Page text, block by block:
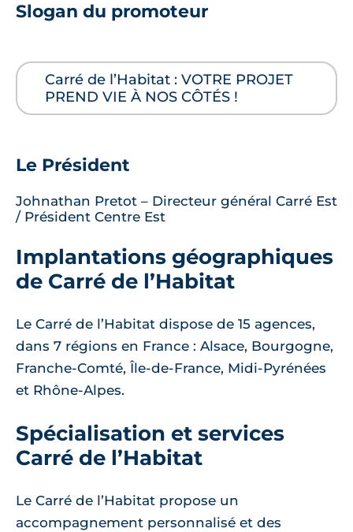
Slogan du promoteur
Carré de l’Habitat : VOTRE PROJET
PREND VIE À NOS CÔTÉS !
Le Président
Johnathan Pretot – Directeur général Carré Est
/ Président Centre Est
Implantations géographiques
de Carré de l’Habitat
Le Carré de l’Habitat dispose de 15 agences,
dans 7 régions en France : Alsace, Bourgogne,
Franche-Comté, Île-de-France, Midi-Pyrénées
et Rhône-Alpes.
Spécialisation et services
Carré de l’Habitat
Le Carré de l’Habitat propose un
accompagnement personnalisé et des